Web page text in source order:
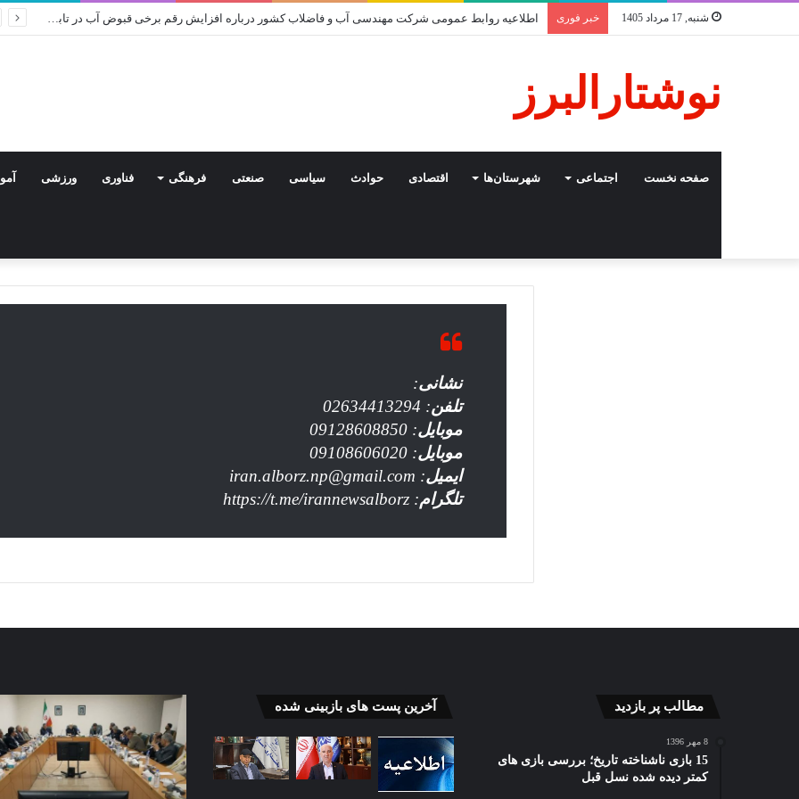
شنبه, 17 مرداد 1405 خبر فوری اطلاعیه روابط عمومی شرکت مهندسی آب و فاضلاب کشور درباره افزایش رقم برخی قبوض آب در تابستان
نوشتارالبرز
صفحه نخست اجتماعی شهرستان‌ها اقتصادی حوادث سیاسی صنعتی فرهنگی فناوری ورزشی
نشانی:
تلفن: 02634413294
موبایل: 09128608850
موبایل: 09108606020
ایمیل: iran.alborz.np@gmail.com
تلگرام: https://t.me/irannewsalborz
مطالب پر بازدید
8 مهر 1396
15 بازی ناشناخته تاریخ؛ بررسی بازی های
کمتر دیده شده نسل قبل
آخرین پست های بازبینی شده
زمینه
سازی
دستاوردهای
پژوهشگاه
22 خرداد 1405
پیام
مدیرعامل
شرکت
آب
دولت
بخش
خصوصی
برای